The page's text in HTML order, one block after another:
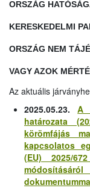
ORSZÁG
KERESKEDELMI
ORSZÁG NEM
VAGY AZOK
Az aktuális
2025.05.23.A
határozata
körömfájás
kapcsolatos
(EU) 2025/